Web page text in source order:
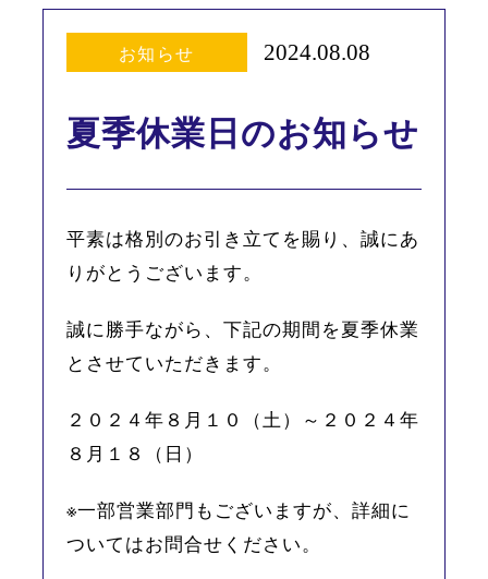
お知らせ 2024.08.08
夏季休業日のお知らせ
平素は格別のお引き立てを賜り、誠にあ
りがとうございます。
誠に勝手ながら、下記の期間を夏季休業
とさせていただきます。
２０２４年８月１０（土）～２０２４年
８月１８（日）
※一部営業部門もございますが、詳細に
ついてはお問合せください。